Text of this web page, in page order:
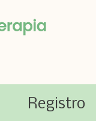
Registro